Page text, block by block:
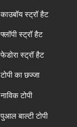
काउबॉय स्ट्रॉ हैट
फ्लॉपी स्ट्रॉ हैट
फेडोरा स्ट्रॉ हैट
टोपी का छज्जा
नाविक टोपी
पुआल बाल्टी टोपी